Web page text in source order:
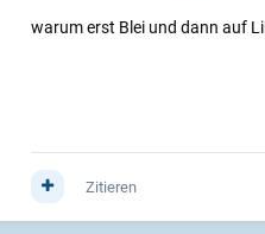
warum erst Blei und dann auf
Zitieren